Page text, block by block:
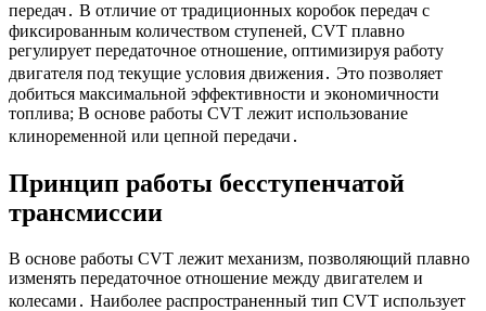
передач․ В отличие от традиционных коробок передач с
фиксированным количеством ступеней, CVT плавно
регулирует передаточное отношение, оптимизируя работу
двигателя под текущие условия движения․ Это позволяет
добиться максимальной эффективности и экономичности
топлива; В основе работы CVT лежит использование
клиноременной или цепной передачи․
Принцип работы бесступенчатой
трансмиссии
В основе работы CVT лежит механизм, позволяющий плавно
изменять передаточное отношение между двигателем и
колесами․ Наиболее распространенный тип CVT использует